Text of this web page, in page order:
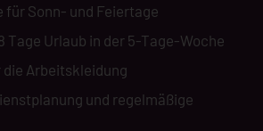
für Sonn- und Feiertage
Tage Urlaub in der 5-Tage-Woche
Arbeitskleidung
und regelmäßige